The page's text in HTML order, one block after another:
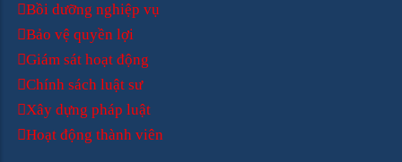
Bồi dưỡng nghiệp vụ
Bảo vệ quyền lợi
Giám sát hoạt động
Chính sách luật sư
Xây dựng pháp luật
Hoạt động thành viên